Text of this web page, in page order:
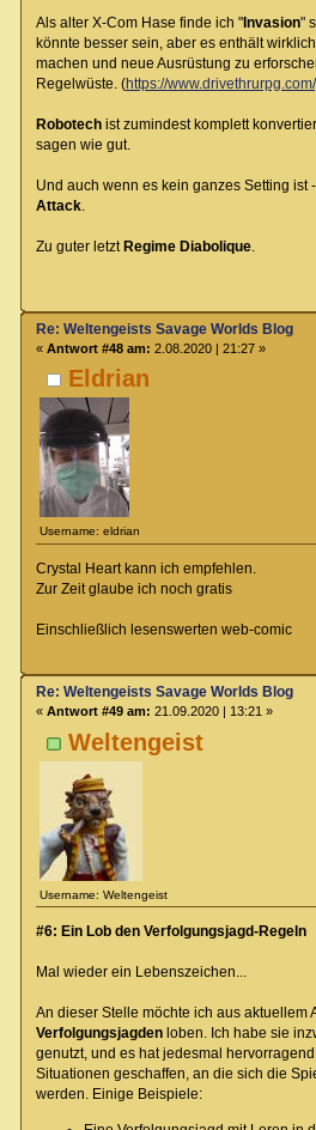
Als alter X-Com Hase finde ich "Invasion"
könnte besser sein, aber es enthält
machen und neue Ausrüstung zu
Regelwüste. (https://
Robotechist zumindest komplett
sagen wie gut.
Und auch wenn es kein ganzes Setting ist -
Attack.
Zu guter letztRegime Diabolique.
Eldrian
Username: eldrian
Re: Weltengeists Savage Worlds Blog
« Antwort #48 am: 2.08.2020 | 21:27 »
Crystal Heart kann ich empfehlen.
Zur Zeit glaube ich noch gratis
Einschließlich lesenswerten web-comic
Weltengeist
Username: Weltengeist
Re: Weltengeists Savage Worlds Blog
« Antwort #49 am: 21.09.2020 | 13:21 »
#6: Ein Lob den Verfolgungsjagd-Regeln
Mal wieder ein Lebenszeichen...
An dieser Stelle möchte ich aus aktuellem
Verfolgungsjagdenloben. Ich habe sie
genutzt, und es hat jedesmal
Situationen geschaffen, an die sich die
werden. Einige Beispiele: